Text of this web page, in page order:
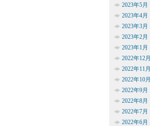
2023年5月
2023年4月
2023年3月
2023年2月
2023年1月
2022年12月
2022年11月
2022年10月
2022年9月
2022年8月
2022年7月
2022年6月